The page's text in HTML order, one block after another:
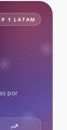
1 LATAM
por